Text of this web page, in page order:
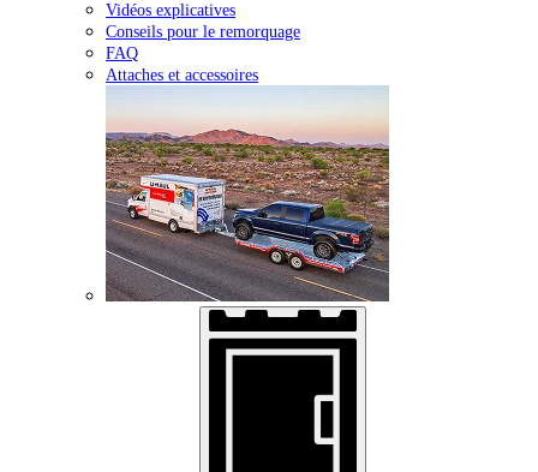
Vidéos explicatives
Conseils pour le remorquage
FAQ
Attaches et accessoires